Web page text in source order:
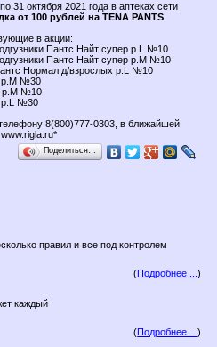
31 октября 2021 года в аптеках сети
от 100 рублей на TENA PANTS
в акции:
Пантс Найт супер р.L №10
Пантс Найт супер р.М №10
Нормал д/взрослых р.L №10
р.M №30
р.M №10
р.L №30
8(800)777-0303, в ближайшей
Поделиться…
правил и все под контролем
(Подробнее ...)
каждый
(Подробнее ...)